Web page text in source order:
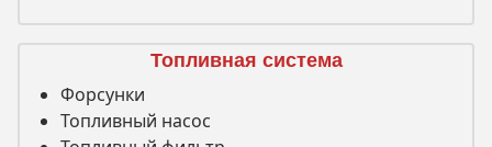
Топливная система
Форсунки
Топливный насос